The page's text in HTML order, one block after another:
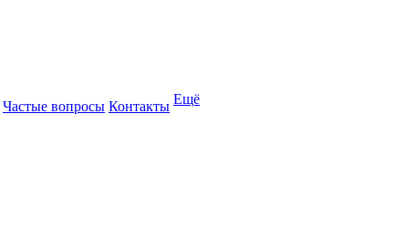
Частые вопросы Контакты Ещё